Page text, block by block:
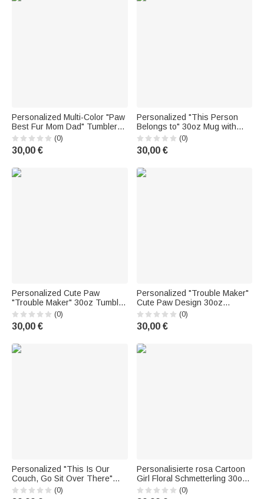
Personalized Multi-Color "Paw
Best Fur Mom Dad" Tumbler
with 1–3 Names, 30 oz—
Birthday Gift for Pet Lovers
(0)
30,00 €
Personalized "This Person
Belongs to" 30oz Mug with
Animal Names—Birthday Gift
for Dog, Cat, and Pet Lovers
(0)
30,00 €
Personalized Cute Paw
"Trouble Maker" 30oz Tumbler
—Birthday Gift for Animal
Lovers
(0)
30,00 €
Personalized "Trouble Maker"
Cute Paw Design 30oz
Stainless Steel Mug—A Gift for
Animal Lovers
(0)
30,00 €
Personalized "This Is Our
Couch, Go Sit Over There"
30oz Tumbler—Birthday Gift
for Cat and Dog Lovers and
(0)
Personalisierte rosa Cartoon
Girl Floral Schmetterling 30oz
Becher mit Namen Geburtstag
Brautjungfer Geschenk für
(0)